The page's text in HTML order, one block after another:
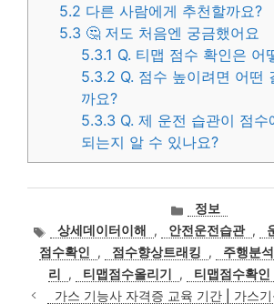
5.2 다른 사람에게 추천할까요?
5.3 🤔 저도 처음엔 궁금했어요
5.3.1 Q. 티맵 점수 확인은 어
5.3.2 Q. 점수 높이려면 어떤
까요?
5.3.3 Q. 제 운전 습관이 점수
되는지 알 수 있나요?
카
테
고
리
정보
태
그
상세데이터이해 , 안전운전습관 ,
점수확인
, 점수향상트래킹 , 주행분석
리
, 티맵점수올리기 , 티맵점수확인
가스 기능사 자격증 교육 기간 | 가스